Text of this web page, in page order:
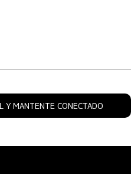
Y MANTENTE CONECTADO